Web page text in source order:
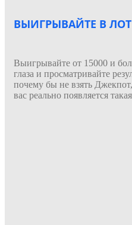
ВЫИГРЫВАЙТЕ В
Выигрывайте от 15000 и
глаза и просматривайте
почему бы не взять
вас реально появляется